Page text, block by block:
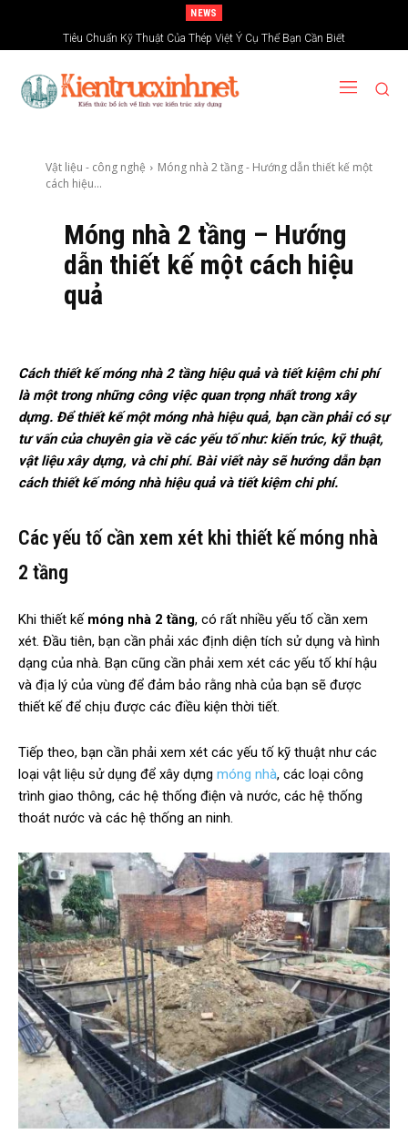
NEWS
Tiêu Chuẩn Kỹ Thuật Của Thép Việt Ý Cụ Thể Bạn Cần Biết
Vật liệu - công nghệ
Móng nhà 2 tầng - Hướng dẫn thiết kế một
cách hiệu...
Móng nhà 2 tầng – Hướng
dẫn thiết kế một cách hiệu
quả
Cách thiết kế móng nhà 2 tầng hiệu quả và tiết kiệm chi phí
là một trong những công việc quan trọng nhất trong xây
dựng. Để thiết kế một móng nhà hiệu quả, bạn cần phải có sự
tư vấn của chuyên gia về các yếu tố như: kiến trúc, kỹ thuật,
vật liệu xây dựng, và chi phí. Bài viết này sẽ hướng dẫn bạn
cách thiết kế móng nhà hiệu quả và tiết kiệm chi phí.
Các yếu tố cần xem xét khi thiết kế móng nhà
2 tầng
Khi thiết kế móng nhà 2 tầng, có rất nhiều yếu tố cần xem
xét. Đầu tiên, bạn cần phải xác định diện tích sử dụng và hình
dạng của nhà. Bạn cũng cần phải xem xét các yếu tố khí hậu
và địa lý của vùng để đảm bảo rằng nhà của bạn sẽ được
thiết kế để chịu được các điều kiện thời tiết.
Tiếp theo, bạn cần phải xem xét các yếu tố kỹ thuật như các
loại vật liệu sử dụng để xây dựng móng nhà, các loại công
trình giao thông, các hệ thống điện và nước, các hệ thống
thoát nước và các hệ thống an ninh.